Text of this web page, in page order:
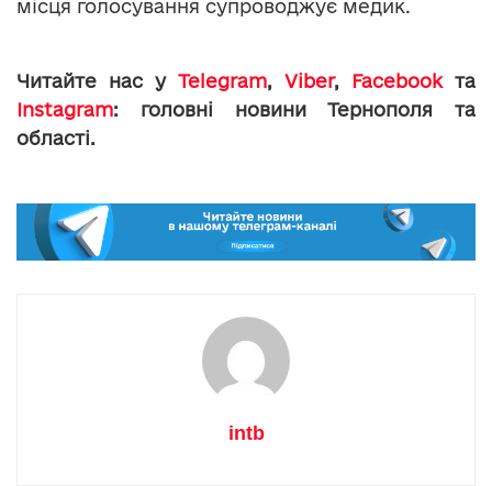
місця голосування супроводжує медик.
Читайте нас у Telegram, Viber, Facebookта
Instagram: головні новини Тернополя та
області.
intb